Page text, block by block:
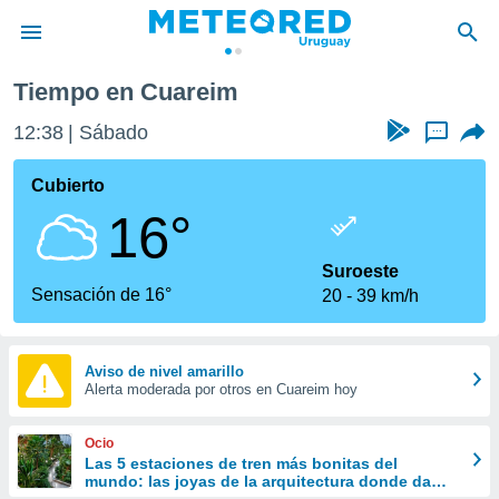
de
ha
que se
calidad.
a este
las
y
forma
digital
basada
Tiempo en Cuareim
12:38 Sábado ...
Cubierto
16°
Sensación de 16°
Suroeste
20
39 km/h
Aviso de nivel amarillo
Alerta moderada por otros en Cuareim hoy
Ocio
Las 5 estaciones de tren más bonitas del
mundo: las joyas de la arquitectura donde da